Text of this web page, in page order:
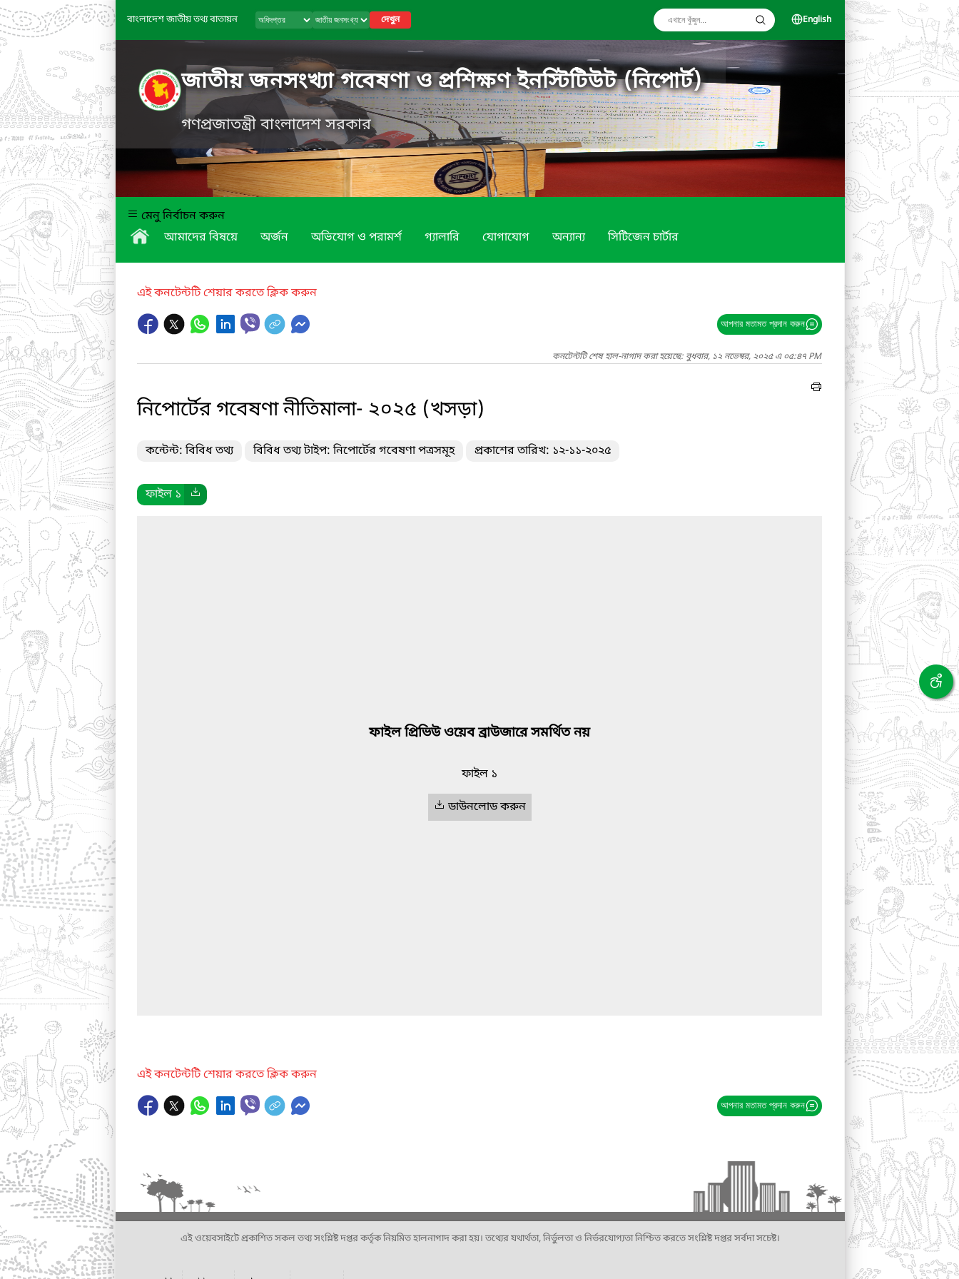
বাংলাদেশ জাতীয় তথ্য বাতায়ন দেখুন English
জাতীয় জনসংখ্যা গবেষণা ও প্রশিক্ষণ ইনস্টিটিউট (নিপোর্ট)
গণপ্রজাতন্ত্রী বাংলাদেশ সরকার
মেনু নির্বাচন করুন
আমাদের বিষয়ে
অর্জন অভিযোগ ও পরামর্শ গ্যালারি যোগাযোগ অন্যান্য সিটিজেন চার্টার
এই কনটেন্টটি শেয়ার করতে ক্লিক করুন
আপনার মতামত প্রদান করুন
কনটেন্টটি শেষ হাল-নাগাদ করা হয়েছে: বুধবার, ১২ নভেম্বর, ২০২৫ এ ০৫:৪৭ PM
নিপোর্টের গবেষণা নীতিমালা- ২০২৫ (খসড়া)
কন্টেন্ট: বিবিধ তথ্য বিবিধ তথ্য টাইপ: নিপোর্টের গবেষণা পত্রসমূহ প্রকাশের তারিখ: ১২-১১-২০২৫
ফাইল ১
ফাইল প্রিভিউ ওয়েব ব্রাউজারে সমর্থিত নয়
ফাইল ১
ডাউনলোড করুন
এই কনটেন্টটি শেয়ার করতে ক্লিক করুন
আপনার মতামত প্রদান করুন
এই ওয়েবসাইটে প্রকাশিত সকল তথ্য সংশ্লিষ্ট দপ্তর কর্তৃক নিয়মিত হালনাগাদ করা হয়। তথ্যের যথার্থতা, নির্ভুলতা ও নির্ভরযোগ্যতা নিশ্চিত করতে সংশ্লিষ্ট দপ্তর সর্বদা সচেষ্ট।